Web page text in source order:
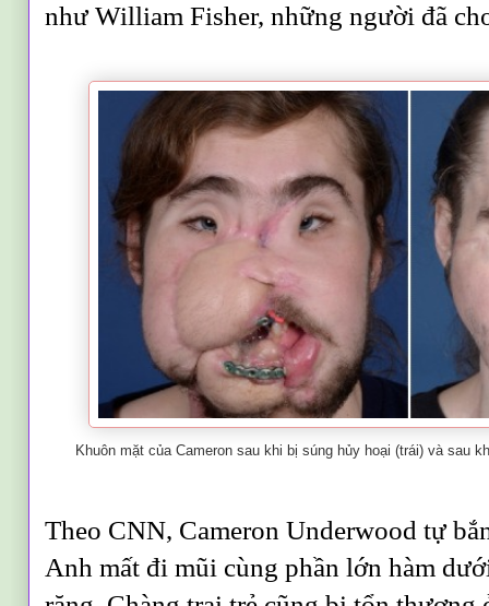
như William Fisher, những người đã
Khuôn mặt của Cameron sau khi bị súng hủy hoại (trái) và sau
Theo CNN, Cameron Underwood tự
Anh mất đi mũi cùng phần lớn hàm